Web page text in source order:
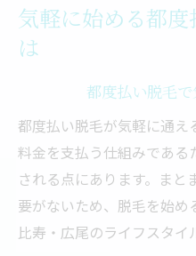
気軽に始める都
は
都度払い脱毛
都度払い脱毛が気軽に通
料金を支払う仕組みであ
される点にあります。ま
要がないため、脱毛を始
比寿・広尾のライフスタイ